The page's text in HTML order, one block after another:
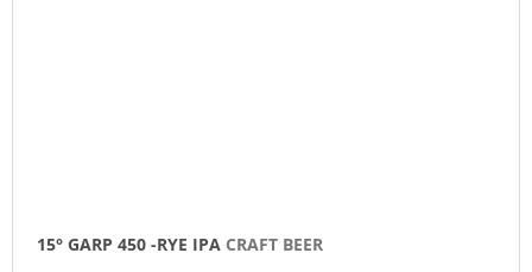
15° GARP 450 -RYE IPA CRAFT BEER